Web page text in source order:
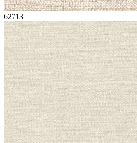
62713